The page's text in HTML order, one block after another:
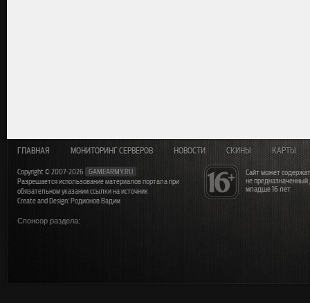
Сайт может
не
младше 16 лет
ГЛАВНАЯ МОНИТОРИНГ СЕРВЕРОВ НОВОСТИ СКИНЫ КАРТЫ
Copyright © 2007-2026
GAMEARMY.RU
Разрешается использование материалов портала при
обязательном указании ссылки на источник
Create and Design: Родионов Вадим
Спонсор раздела: